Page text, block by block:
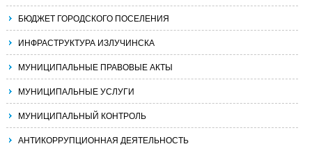
БЮДЖЕТ ГОРОДСКОГО ПОСЕЛЕНИЯ
ИНФРАСТРУКТУРА ИЗЛУЧИНСКА
МУНИЦИПАЛЬНЫЕ ПРАВОВЫЕ АКТЫ
МУНИЦИПАЛЬНЫЕ УСЛУГИ
МУНИЦИПАЛЬНЫЙ КОНТРОЛЬ
АНТИКОРРУПЦИОННАЯ ДЕЯТЕЛЬНОСТЬ